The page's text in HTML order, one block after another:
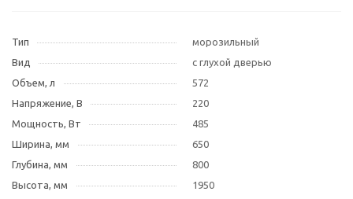
Тип
морозильный
Вид
с глухой дверью
Объем, л
572
Напряжение, В
220
Мощность, Вт
485
Ширина, мм
650
Глубина, мм
800
Высота, мм
1950